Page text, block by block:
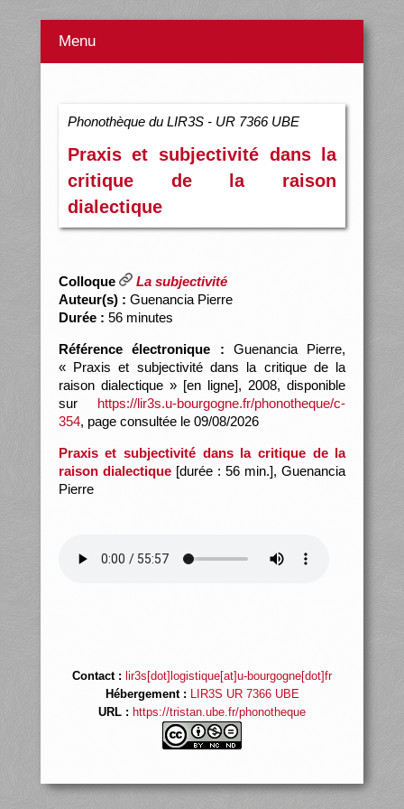
Menu
Phonothèque du LIR3S - UR 7366 UBE
Praxis et subjectivité dans la
critique de la raison
dialectique
Colloque
La subjectivité
Auteur(s) : Guenancia Pierre
Durée : 56 minutes
Référence électronique : Guenancia Pierre,
« Praxis et subjectivité dans la critique de la
raison dialectique » [en ligne], 2008, disponible
sur https://lir3s.u-bourgogne.fr/phonotheque/c-
354, page consultée le 09/08/2026
Praxis et subjectivité dans la critique de la
raison dialectique[durée : 56 min.], Guenancia
Pierre
Contact : lir3s[dot]logistique[at]u-bourgogne[dot]fr
Hébergement : LIR3S UR 7366 UBE
URL : https://tristan.ube.fr/phonotheque